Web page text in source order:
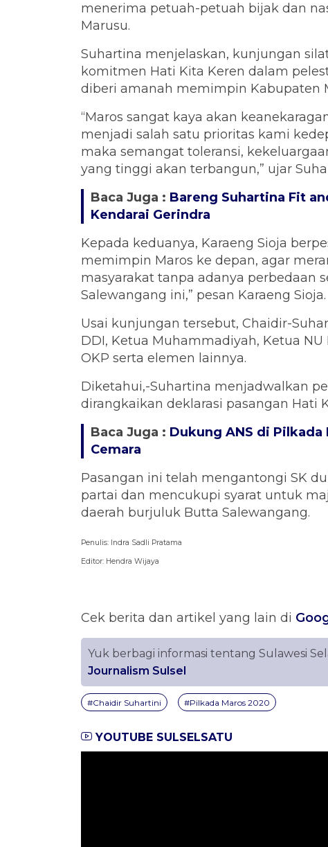
menerima petuah-petuah bijak dan
Marusu.
Suhartina menjelaskan, kunjungan
komitmen Hati Kita Keren dalam
diberi amanah memimpin Kabupaten
“Maros sangat kaya akan
menjadi salah satu prioritas kami
maka semangat toleransi,
yang tinggi akan terbangun,” ujar
Baca Juga : Bareng Suhartina Fit
Kendarai Gerindra
Kepada keduanya, Karaeng Sioja
memimpin Maros ke depan, agar
masyarakat tanpa adanya perbedaan
Salewangang ini,” pesan Karaeng Sioja.
Usai kunjungan tersebut, Chaidir-
DDI, Ketua Muhammadiyah, Ketua
OKP serta elemen lainnya.
Diketahui,-Suhartina menjadwalkan
dirangkaikan deklarasi pasangan Hati
Baca Juga : Dukung ANS di Pilkada
Cemara
Pasangan ini telah mengantongi SK
partai dan mencukupi syarat untuk
daerah burjuluk Butta Salewangang.
Penulis: Indra Sadli Pratama
Editor: Hendra Wijaya
Cek berita dan artikel yang lain di
Yuk berbagi informasi tentang Sulawesi
Journalism Sulsel
#Chaidir Suhartini #Pilkada Maros 2020
YOUTUBE SULSELSATU